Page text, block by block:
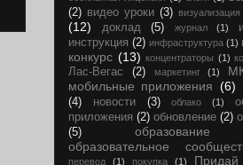
(2) видео уроки (3) визуализация
(12)
доклад (5) журнал (1)
инструкция (2) инфраструктура (1)
конкурс (13) концентраторы (1)
Лас-Вегас (2) маркетинг (1)
мобильные приложения (6)
(4)
новости (3) облако (1)
приложения (2) обновление (2)
(5)
образование
образовательное
перевод (1) покупка (1)